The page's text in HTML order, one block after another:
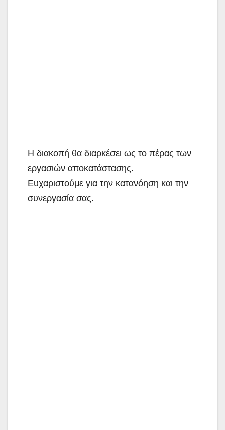
Η διακοπή θα διαρκέσει ως το πέρας των
εργασιών αποκατάστασης.
Ευχαριστούμε για την κατανόηση και την
συνεργασία σας.